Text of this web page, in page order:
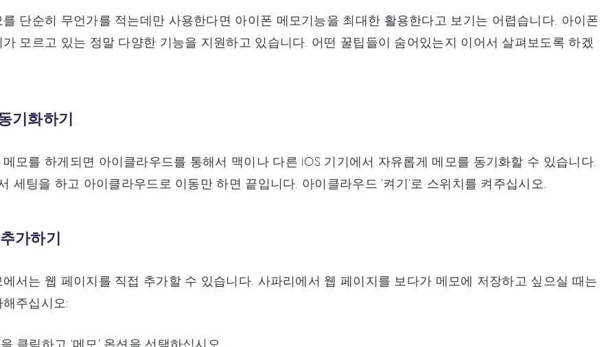
단순히 무언가를 적는데만 사용한다면 아이폰 메모기능을 최대한 활용한다고 보기는 어렵습니다. 아이폰
모르고 있는 정말 다양한 기능을 지원하고 있습니다. 어떤 꿀팁들이 숨어있는지 이어서 살펴보도록 하겠
기화하기
모를 하게되면 아이클라우드를 통해서 맥이나 다른 iOS 기기에서 자유롭게 메모를 동기화할 수 있습니다.
세팅을 하고 아이클라우드로 이동만 하면 끝입니다. 아이클라우드 ‘켜기'로 스위치를 켜주십시오.
가하기
서는 웹 페이지를 직접 추가할 수 있습니다. 사파리에서 웹 페이지를 보다가 메모에 저장하고 싶으실 때는
주십시오:
클릭하고 ‘메모’ 옵션을 선택하십시오.